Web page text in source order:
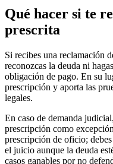
Qué hacer si te
prescrita
Si recibes una reclamación
reconozcas la deuda ni
obligación de pago. En su
prescripción y aporta las
legales.
En caso de demanda
prescripción como
prescripción de oficio;
el juicio aunque la deuda
casos ganables por no